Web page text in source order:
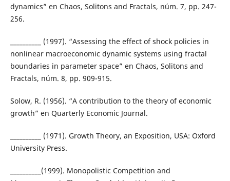
dynamics” en Chaos, Solitons and Fractals, núm. 7, pp. 247-
256.
__________ (1997). “Assessing the effect of shock policies in
nonlinear macroeconomic dynamic systems using fractal
boundaries in parameter space” en Chaos, Solitons and
Fractals, núm. 8, pp. 909-915.
Solow, R. (1956). “A contribution to the theory of economic
growth” en Quarterly Economic Journal.
__________ (1971). Growth Theory, an Exposition, USA: Oxford
University Press.
__________(1999). Monopolistic Competition and